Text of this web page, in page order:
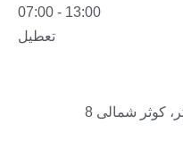
13:00 - 07:00
تعطیل
کوثر شمالی 8